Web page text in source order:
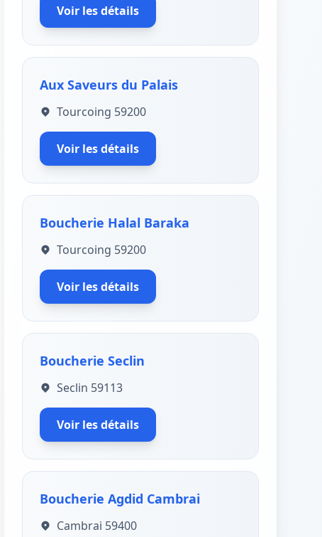
Voir les détails
Aux Saveurs du Palais
Tourcoing 59200
Voir les détails
Boucherie Halal Baraka
Tourcoing 59200
Voir les détails
Boucherie Seclin
Seclin 59113
Voir les détails
Boucherie Agdid Cambrai
Cambrai 59400